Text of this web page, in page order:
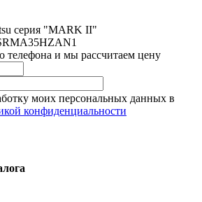
серия "MARK II"
телефона и мы рассчитаем цену
моих персональных данных в
конфиденциальности